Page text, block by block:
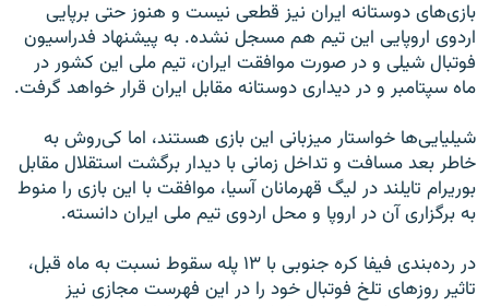
بازی‌های دوستانه ایران نیز قطعی نیست و هنوز حتی برپایی
اردوی اروپایی این تیم هم مسجل نشده. به پیشنهاد فدراسیون
فوتبال شیلی و در صورت موافقت ایران، تیم ملی این کشور در
ماه سپتامبر و در دیداری دوستانه مقابل ایران قرار خواهد گرفت.
شیلیایی‌ها خواستار میزبانی این بازی هستند، اما کی‌روش به
خاطر بعد مسافت و تداخل زمانی با دیدار برگشت استقلال مقابل
بوریرام تایلند در لیگ قهرمانان آسیا، موافقت با این بازی را منوط
به برگزاری آن در اروپا و محل اردوی تیم ملی ایران دانسته.
در رده‌بندی فیفا کره‌ جنوبی با ۱۳ پله سقوط نسبت به ماه قبل،
تاثیر روزهای تلخ فوتبال خود را در این فهرست مجازی نیز